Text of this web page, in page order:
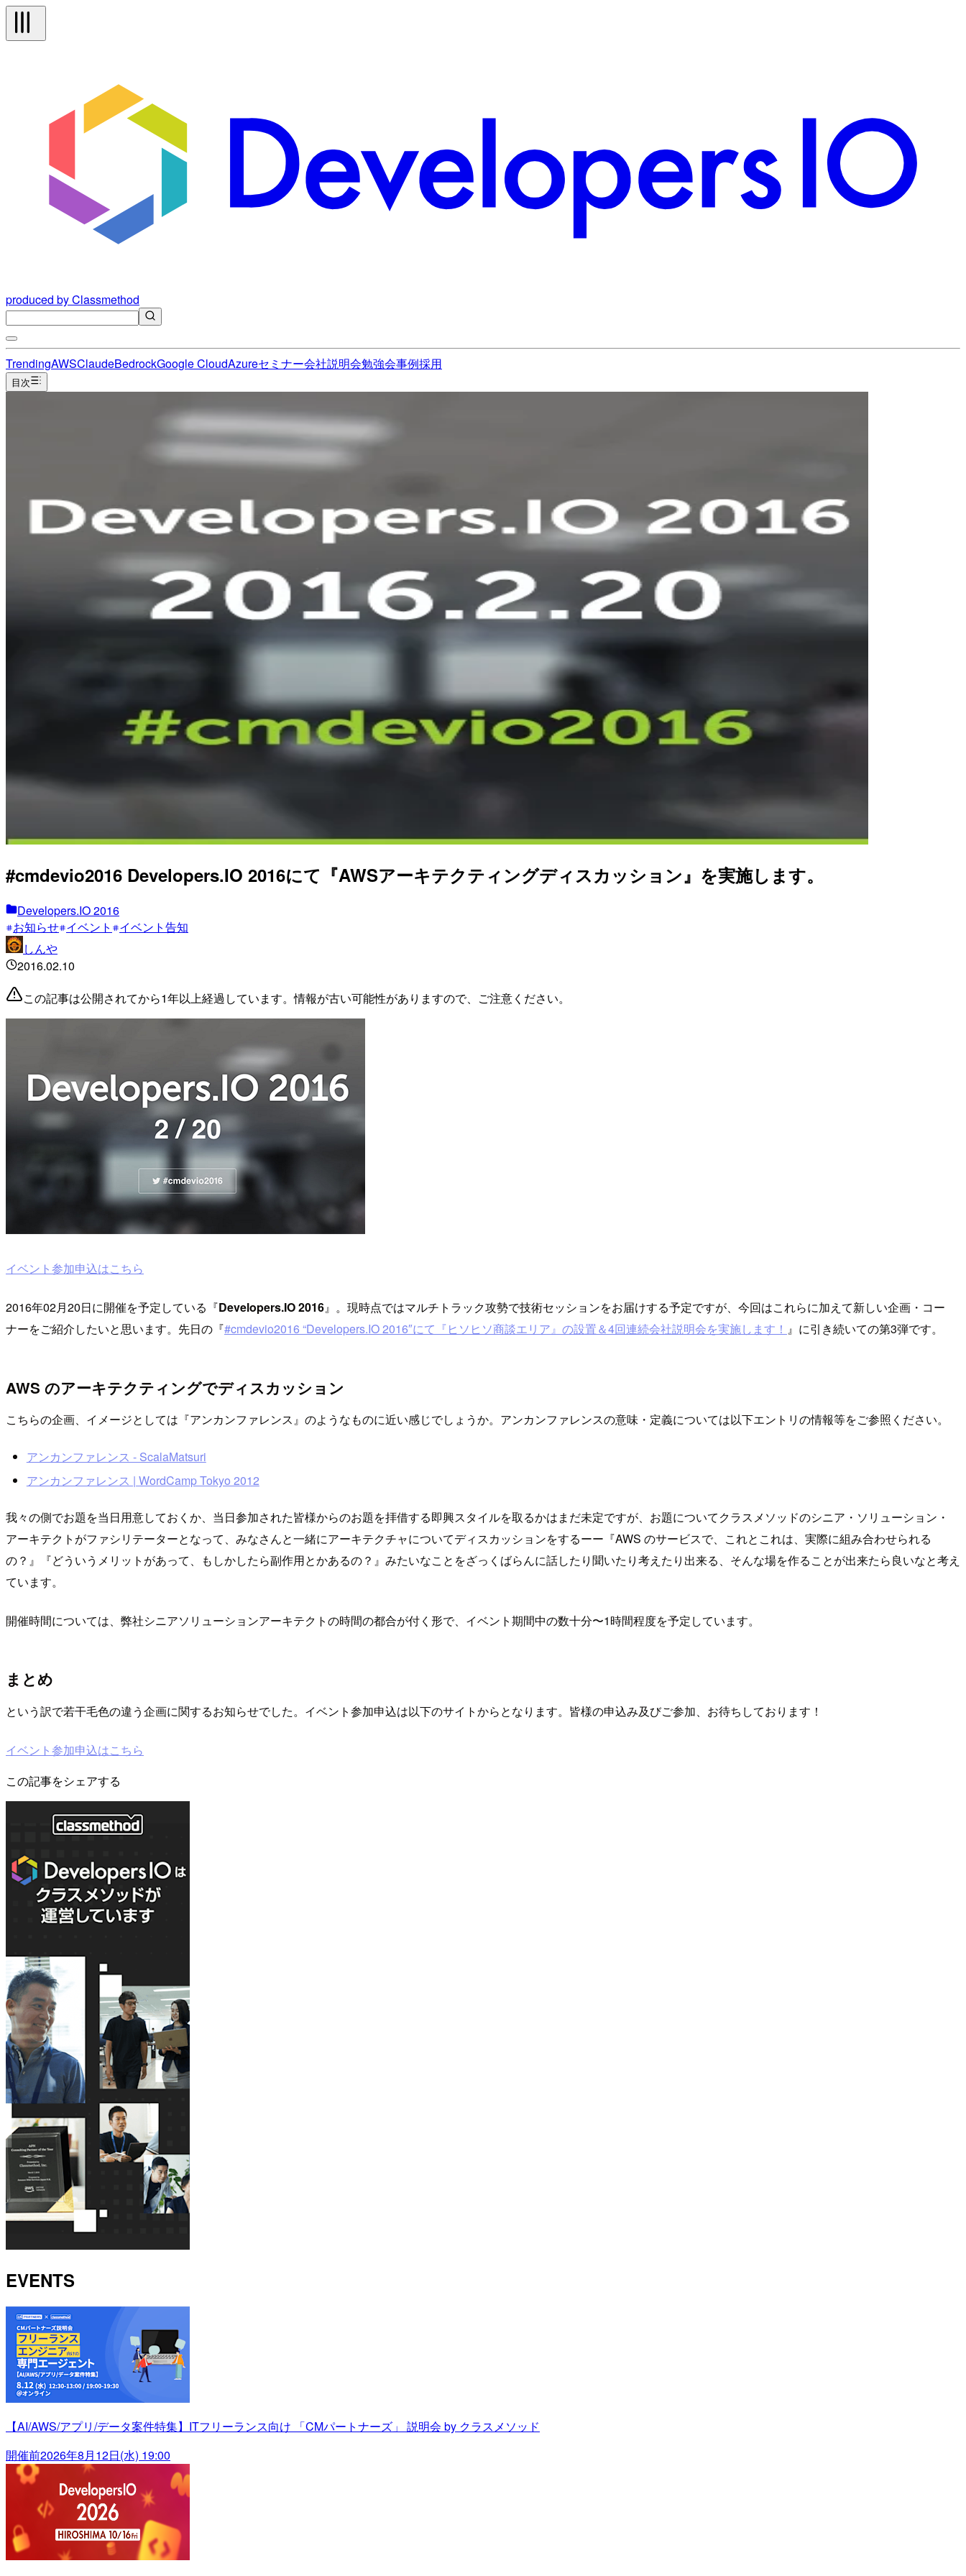
produced by Classmethod
TrendingAWSClaudeBedrockGoogle CloudAzureセミナー会社説明会勉強会事例採用
目次
#cmdevio2016 Developers.IO 2016にて『AWSアーキテクティングディスカッション』を実施します。
Developers.IO 2016
お知らせ イベント
イベント告知
しんや
2016.02.10
この記事は公開されてから1年以上経過しています。情報が古い可能性がありますので、ご注意ください。
イベント参加申込はこちら
2016年02月20日に開催を予定している『Developers.IO 2016』。現時点ではマルチトラック攻勢で技術セッションをお届けする予定ですが、今回はこれらに加えて新しい企画・コー
ナーをご紹介したいと思います。先日の『#cmdevio2016 “Developers.IO 2016″にて『ヒソヒソ商談エリア』の設置＆4回連続会社説明会を実施します！ 』に引き続いての第3弾です。
AWS のアーキテクティングでディスカッション
こちらの企画、イメージとしては『アンカンファレンス』のようなものに近い感じでしょうか。アンカンファレンスの意味・定義については以下エントリの情報等をご参照ください。
アンカンファレンス - ScalaMatsuri
アンカンファレンス | WordCamp Tokyo 2012
我々の側でお題を当日用意しておくか、当日参加された皆様からのお題を拝借する即興スタイルを取るかはまだ未定ですが、お題についてクラスメソッドのシニア・ソリューション・
アーキテクトがファシリテーターとなって、みなさんと一緒にアーキテクチャについてディスカッションをするーー『AWS のサービスで、これとこれは、実際に組み合わせられる
の？』『どういうメリットがあって、もしかしたら副作用とかあるの？』みたいなことをざっくばらんに話したり聞いたり考えたり出来る、そんな場を作ることが出来たら良いなと考え
ています。
開催時間については、弊社シニアソリューションアーキテクトの時間の都合が付く形で、イベント期間中の数十分〜1時間程度を予定しています。
まとめ
という訳で若干毛色の違う企画に関するお知らせでした。イベント参加申込は以下のサイトからとなります。皆様の申込み及びご参加、お待ちしております！
イベント参加申込はこちら
この記事をシェアする
EVENTS
【AI/AWS/アプリ/データ案件特集】ITフリーランス向け 「CMパートナーズ」 説明会 by クラスメソッド
開催前2026年8月12日(水) 19:00